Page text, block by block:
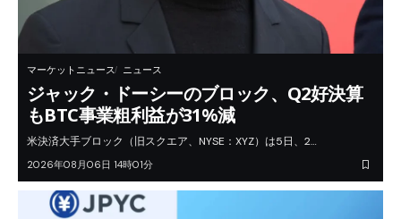
マーケットニュース ニュース
ジャック・ドーシーのブロック、Q2好決算
もBTC事業粗利益が31%減
米決済大手ブロック（旧スクエア、NYSE：XYZ）は5日、2…
2026年08月06日 14時01分